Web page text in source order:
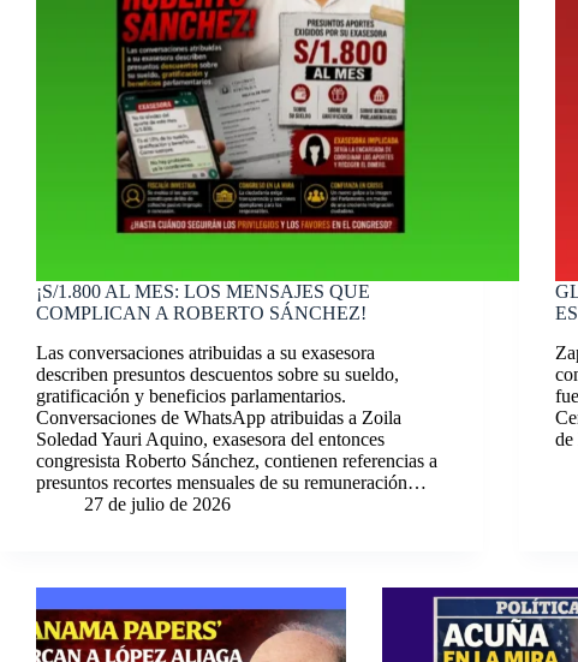
¡S/1.800 AL MES: LOS MENSAJES QUE
COMPLICAN A ROBERTO SÁNCHEZ!
Las conversaciones atribuidas a su exasesora
describen presuntos descuentos sobre su sueldo,
gratificación y beneficios parlamentarios.
Conversaciones de WhatsApp atribuidas a Zoila
Soledad Yauri Aquino, exasesora del entonces
congresista Roberto Sánchez, contienen referencias a
presuntos recortes mensuales de su remuneración…
27 de julio de 2026